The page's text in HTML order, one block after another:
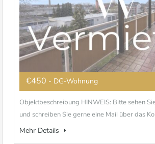
€450 - DG-Wohnung
Objektbeschreibung HINWEIS: Bitte sehen
und schreiben Sie gerne eine Mail über das
Mehr Details